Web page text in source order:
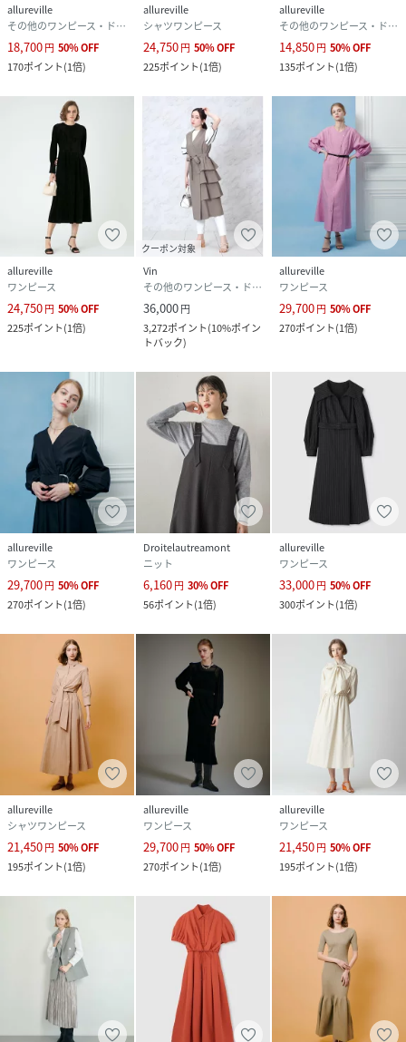
allureville
その他のワンピース・ドレス
18,700円 50%OFF
170ポイント(1倍)
allureville
シャツワンピース
24,750円 50%OFF
225ポイント(1倍)
allureville
その他のワンピース・ドレス
14,850円 50%OFF
135ポイント(1倍)
allureville
ワンピース
24,750円 50%OFF
225ポイント(1倍)
クーポン対象
Vin
その他のワンピース・ドレス
36,000円
3,272ポイント(10%ポイン
トバック)
allureville
ワンピース
29,700円 50%OFF
270ポイント(1倍)
allureville
ワンピース
29,700円 50%OFF
270ポイント(1倍)
Droitelautreamont
ニット
6,160円 30%OFF
56ポイント(1倍)
allureville
ワンピース
33,000円 50%OFF
300ポイント(1倍)
allureville
シャツワンピース
21,450円 50%OFF
195ポイント(1倍)
allureville
ワンピース
29,700円 50%OFF
270ポイント(1倍)
allureville
ワンピース
21,450円 50%OFF
195ポイント(1倍)